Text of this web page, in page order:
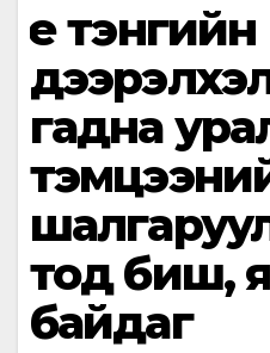
Үе тэнгийн
гадна
тод биш,
байдаг